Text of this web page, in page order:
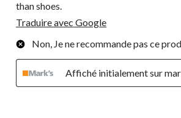
than shoes.
Traduire avec Google
Non, Je ne recommande pas ce
Affiché initialement sur